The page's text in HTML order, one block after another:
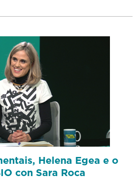
Helena Egea e o
con Sara Roca